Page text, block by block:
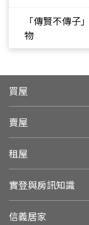
「傳賢不傳
物
買屋
賣屋
租屋
實登與房訊知識
信義居家